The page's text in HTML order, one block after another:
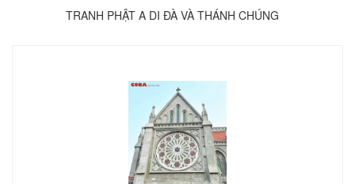
TRANH PHẬT A DI ĐÀ VÀ THÁNH CHÚNG